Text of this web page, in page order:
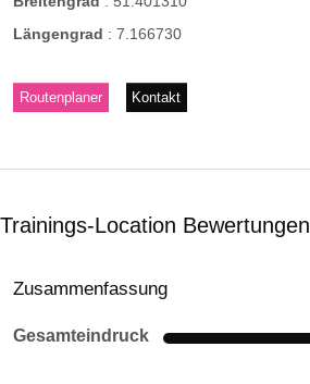
Längengrad : 7.166730
Routenplaner Kontakt
Trainings-Location Bewertungen
Zusammenfassung
Gesamteindruck